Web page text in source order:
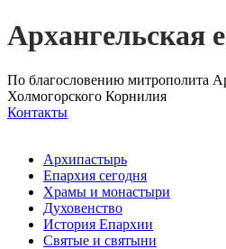
Архангельская
По благословению митрополита
Холмогорского Корнилия
Контакты
Архипастырь
Епархия сегодня
Храмы и монастыри
Духовенство
История Епархии
Святые и святыни